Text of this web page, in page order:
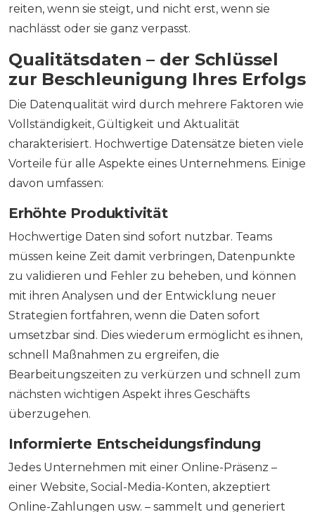
reiten, wenn sie steigt, und nicht erst, wenn sie
nachlässt oder sie ganz verpasst.
Qualitätsdaten – der Schlüssel
zur Beschleunigung Ihres Erfolgs
Die Datenqualität wird durch mehrere Faktoren wie
Vollständigkeit, Gültigkeit und Aktualität
charakterisiert. Hochwertige Datensätze bieten viele
Vorteile für alle Aspekte eines Unternehmens. Einige
davon umfassen:
Erhöhte Produktivität
Hochwertige Daten sind sofort nutzbar. Teams
müssen keine Zeit damit verbringen, Datenpunkte
zu validieren und Fehler zu beheben, und können
mit ihren Analysen und der Entwicklung neuer
Strategien fortfahren, wenn die Daten sofort
umsetzbar sind. Dies wiederum ermöglicht es ihnen,
schnell Maßnahmen zu ergreifen, die
Bearbeitungszeiten zu verkürzen und schnell zum
nächsten wichtigen Aspekt ihres Geschäfts
überzugehen.
Informierte Entscheidungsfindung
Jedes Unternehmen mit einer Online-Präsenz –
einer Website, Social-Media-Konten, akzeptiert
Online-Zahlungen usw. – sammelt und generiert